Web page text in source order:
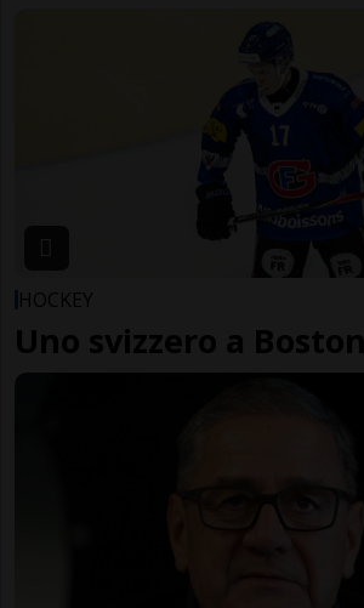
HOCKEY
Uno svizzero a Boston